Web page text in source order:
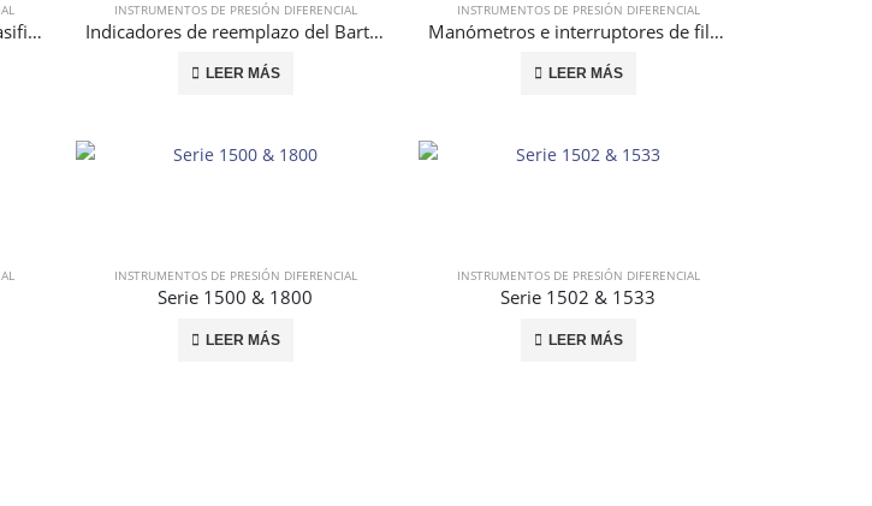
Indicadores aptos para zona clasificada
INSTRUMENTOS DE PRESIÓN DIFERENCIAL
Indicadores de reemplazo del Barton modelo 227
LEER MÁS
INSTRUMENTOS DE PRESIÓN DIFERENCIAL
Manómetros e interruptores de filtro de PVC
LEER MÁS
INSTRUMENTOS DE PRESIÓN DIFERENCIAL
Serie 1500 & 1800
LEER MÁS
INSTRUMENTOS DE PRESIÓN DIFERENCIAL
Serie 1502 & 1533
LEER MÁS